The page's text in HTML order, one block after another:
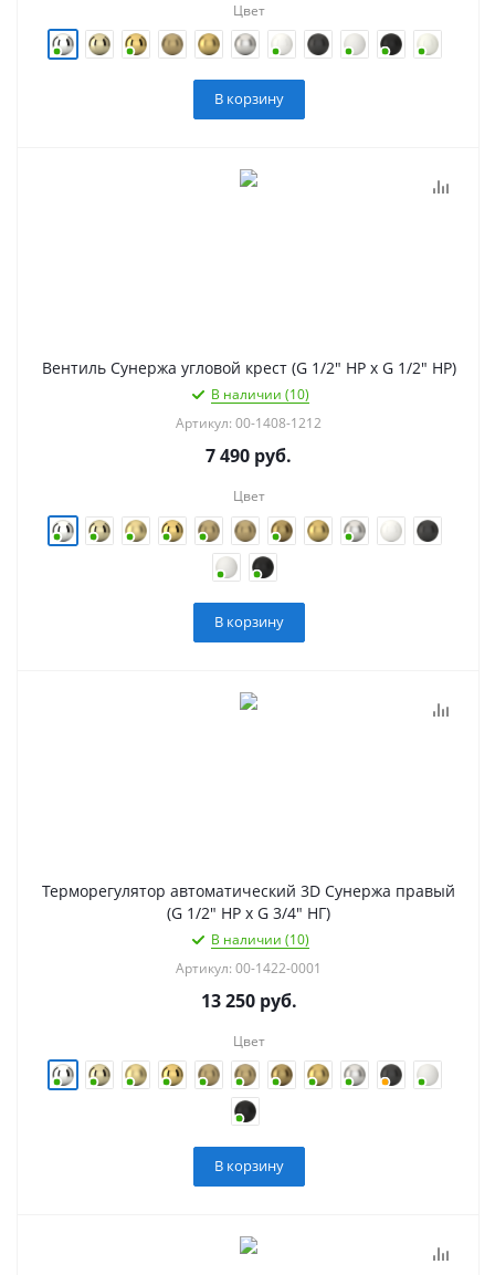
Цвет
В корзину
Вентиль Сунержа угловой крест (G 1/2" НР х G 1/2" НР)
В наличии (10)
Артикул: 00-1408-1212
7 490 руб.
Цвет
В корзину
Терморегулятор автоматический 3D Сунержа правый
(G 1/2" НР х G 3/4" НГ)
В наличии (10)
Артикул: 00-1422-0001
13 250руб.
Цвет
В корзину